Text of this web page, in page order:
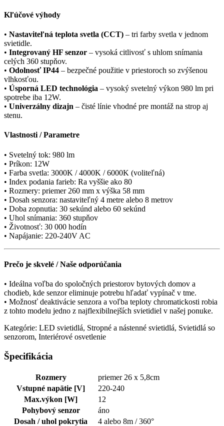
Kľúčové výhody
• Nastaviteľná teplota svetla (CCT) – tri farby svetla v jednom
svietidle.
• Integrovaný HF senzor – vysoká citlivosť s uhlom snímania
celých 360 stupňov.
• Odolnosť IP44 – bezpečné použitie v priestoroch so zvýšenou
vlhkosťou.
• Úsporná LED technológia – vysoký svetelný výkon 980 lm pri
spotrebe iba 12W.
• Univerzálny dizajn – čisté línie vhodné pre montáž na strop aj
stenu.
Vlastnosti / Parametre
• Svetelný tok: 980 lm
• Príkon: 12W
• Farba svetla: 3000K / 4000K / 6000K (voliteľná)
• Index podania farieb: Ra vyššie ako 80
• Rozmery: priemer 260 mm x výška 58 mm
• Dosah senzora: nastaviteľný 4 metre alebo 8 metrov
• Doba zopnutia: 30 sekúnd alebo 60 sekúnd
• Uhol snímania: 360 stupňov
• Životnosť: 30 000 hodín
• Napájanie: 220-240V AC
Prečo je skvelé / Naše odporúčania
• Ideálna voľba do spoločných priestorov bytových domov a
chodieb, kde senzor eliminuje potrebu hľadať vypínač v tme.
• Možnosť deaktivácie senzora a voľba teploty chromatickosti robia
z tohto modelu jedno z najflexibilnejších svietidiel v našej ponuke.
Kategórie: LED svietidlá, Stropné a nástenné svietidlá, Svietidlá so
senzorom, Interiérové osvetlenie
Špecifikácia
Rozmery
priemer 26 x 5,8cm
Vstupné napätie [V]
220-240
Max.výkon [W]
12
Pohybový senzor
áno
Dosah / uhol pokrytia
4 alebo 8m / 360°